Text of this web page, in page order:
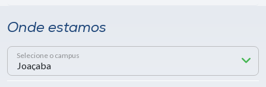
Onde estamos
Selecione o campus